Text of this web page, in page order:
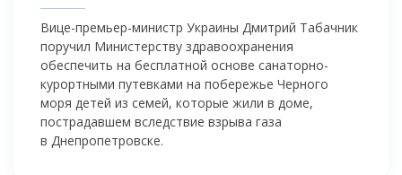
Вице-премьер-министр Украины Дмитрий Табачник
поручил Министерству здравоохранения
обеспечить на бесплатной основе санаторно-
курортными путевками на побережье Черного
моря детей из семей, которые жили в доме,
пострадавшем вследствие взрыва газа
в Днепропетровске.